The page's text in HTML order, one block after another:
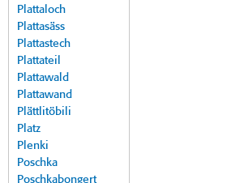
Plattaloch
Plattasäss
Plattastech
Plattateil
Plattawald
Plattawand
Plättlitöbili
Platz
Plenki
Poschka
Poschkabongert